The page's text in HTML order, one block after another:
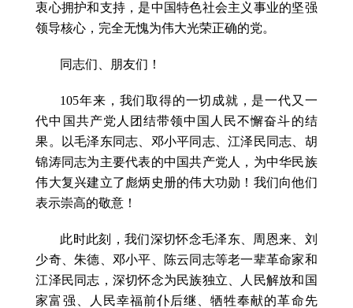
衷心拥护和支持，是中国特色社会主义事业的坚强
领导核心，完全无愧为伟大光荣正确的党。
同志们、朋友们！
105年来，我们取得的一切成就，是一代又一
代中国共产党人团结带领中国人民不懈奋斗的结
果。以毛泽东同志、邓小平同志、江泽民同志、胡
锦涛同志为主要代表的中国共产党人，为中华民族
伟大复兴建立了彪炳史册的伟大功勋！我们向他们
表示崇高的敬意！
此时此刻，我们深切怀念毛泽东、周恩来、刘
少奇、朱德、邓小平、陈云同志等老一辈革命家和
江泽民同志，深切怀念为民族独立、人民解放和国
家富强、人民幸福前仆后继、牺牲奉献的革命先